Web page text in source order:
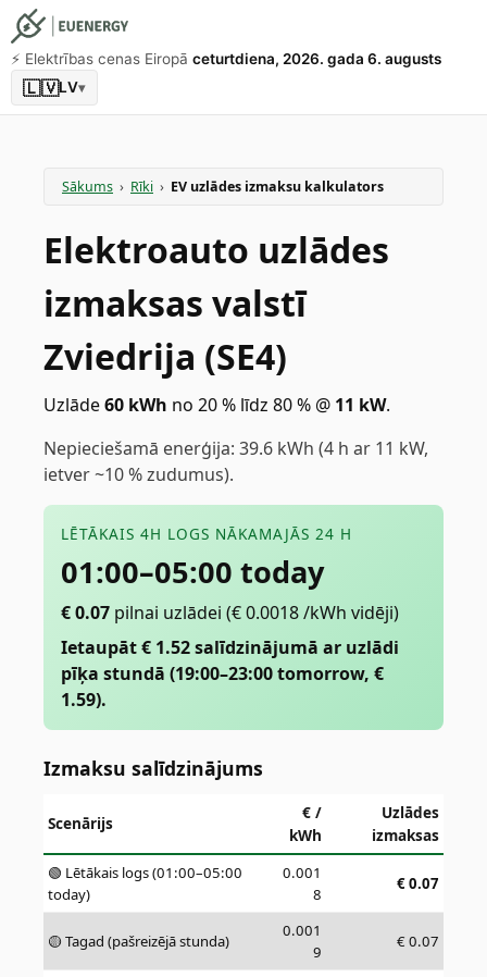
⚡️ Elektrības cenas Eiropā ceturtdiena, 2026. gada 6. augusts
🇱🇻LV▾
Sākums › Rīki › EV uzlādes izmaksu kalkulators
Elektroauto uzlādes
izmaksas valstī
Zviedrija (SE4)
Uzlāde60 kWh no 20 % līdz 80 % @ 11 kW.
Nepieciešamā enerģija: 39.6 kWh (4 h ar 11 kW,
ietver ~10 % zudumus).
LĒTĀKAIS 4H LOGS NĀKAMAJĀS 24 H
01:00–05:00 today
€0.07 pilnai uzlādei (€ 0.0018 /kWh vidēji)
Ietaupāt € 1.52 salīdzinājumā ar uzlādi
pīķa stundā (19:00–23:00 tomorrow, €
1.59).
Izmaksu salīdzinājums
Scenārijs
€ /
kWh
Uzlādes
izmaksas
🟢 Lētākais logs (01:00–05:00
today)
0.001
8
€0.07
🟡 Tagad (pašreizējā stunda)
0.001
9
€ 0.07